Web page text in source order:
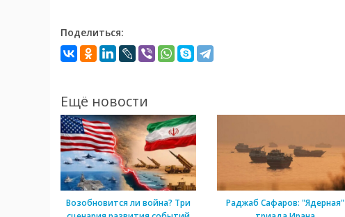
Поделиться:
Ещё новости
Возобновится ли война? Три
Раджаб Сафаров: "Ядерная"